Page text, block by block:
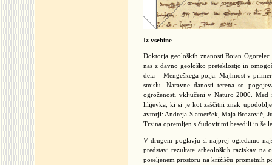
Iz vsebine
Doktorja geoloških znanosti Bojan
nas z davno geološko preteklostjo in
dela – Mengeškega polja. Majhnost v
smislu. Naravne danosti terena so
ogroženosti vključeni v Naturo 2000. Med
lilijevka, ki si je kot zaščitni znak
avtorji: Andreja Slameršek, Maja Brozovič,
Trzina opremljen s čudovitimi besedili in še
V drugem poglavju si najprej ogledamo
predstavi rezultate arheoloških raziskav
poseljenem prostoru na križišču prometnih